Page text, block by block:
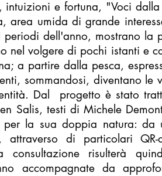
e fortuna, "Voci
umida di grande
dell'anno, mostrano la
nel volgere di pochi istanti e
a partire dalla pesca,
sommandosi, diventano le
Dal progetto è stato
Salis, testi di Michele
la sua doppia natura: da
di particolari QR-
risulterà
accompagnate da